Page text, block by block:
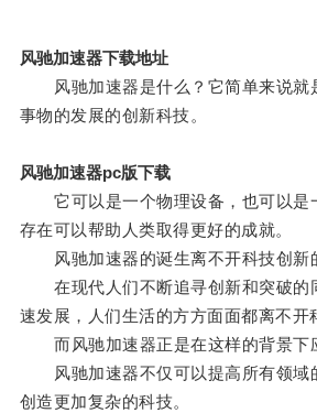
风驰加速器下载地址
风驰加速器是什么？它简单来说就
事物的发展的创新科技。
风驰加速器pc版下载
它可以是一个物理设备，也可以是
存在可以帮助人类取得更好的成就。
风驰加速器的诞生离不开科技创新
在现代人们不断追寻创新和突破的
速发展，人们生活的方方面面都离不开
而风驰加速器正是在这样的背景下
风驰加速器不仅可以提高所有领域
创造更加复杂的科技。